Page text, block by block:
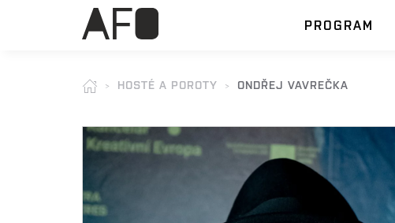
PROGRAM
HOSTÉ A POROTY ONDŘEJ VAVREČKA